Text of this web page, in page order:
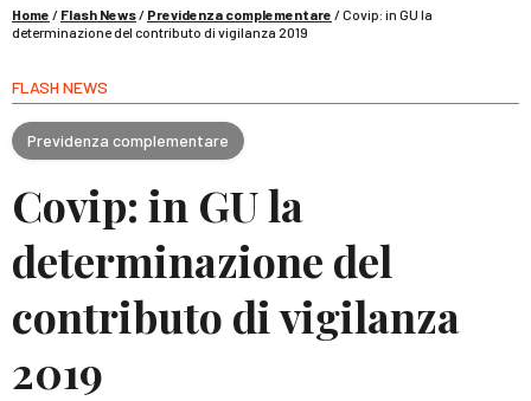
Home / Flash News/ Previdenza complementare /Covip: in GU la
determinazione del contributo di vigilanza 2019
FLASH NEWS
Previdenza complementare
Covip: in GU la
determinazione del
contributo di vigilanza
2019